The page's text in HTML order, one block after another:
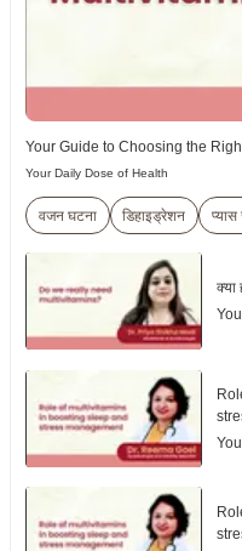
Your Guide to Choosing the
Your Daily Dose of Health
वजन घटना डिहाइड्रेशन प्यास
क्या